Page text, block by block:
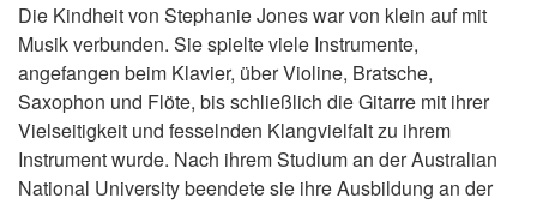
Die Kindheit von Stephanie Jones war von klein auf mit
Musik verbunden. Sie spielte viele Instrumente,
angefangen beim Klavier, über Violine, Bratsche,
Saxophon und Flöte, bis schließlich die Gitarre mit ihrer
Vielseitigkeit und fesselnden Klangvielfalt zu ihrem
Instrument wurde. Nach ihrem Studium an der Australian
National University beendete sie ihre Ausbildung an der